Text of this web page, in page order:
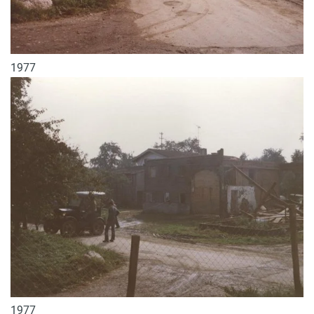
1977
1977